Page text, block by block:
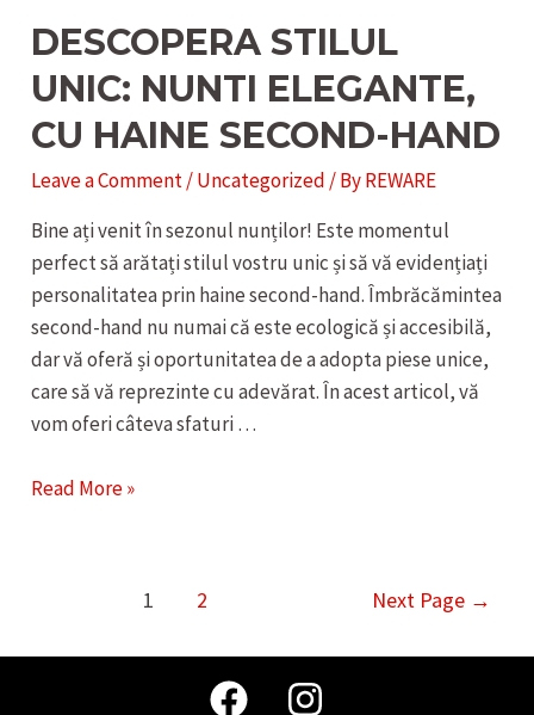
HAND
PENTRU
FEMEI
DESCOPERA STILUL
UNIC: NUNTI ELEGANTE,
CU HAINE SECOND-HAND
Leave a Comment/Uncategorized / ByREWARE
Bine ați venit în sezonul nunților! Este momentul
perfect să arătați stilul vostru unic și să vă evidențiați
personalitatea prin haine second-hand. Îmbrăcămintea
second-hand nu numai că este ecologică și accesibilă,
dar vă oferă și oportunitatea de a adopta piese unice,
care să vă reprezinte cu adevărat. În acest articol, vă
vom oferi câteva sfaturi …
DESCOPERA
Read More »
1 2 Next Page →